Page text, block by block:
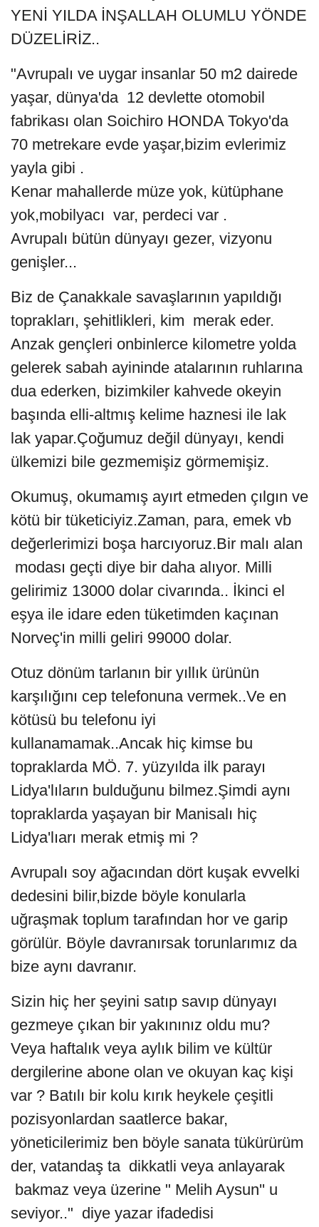
YENİ YILDA İNŞALLAH OLUMLU YÖNDE
DÜZELİRİZ..
"Avrupalı ve uygar insanlar 50 m2 dairede
yaşar, dünya'da 12 devlette otomobil
fabrikası olan Soichiro HONDA Tokyo'da
70 metrekare evde yaşar,bizim evlerimiz
yayla gibi .
Kenar mahallerde müze yok, kütüphane
yok,mobilyacı var, perdeci var .
Avrupalı bütün dünyayı gezer, vizyonu
genişler...
Biz de Çanakkale savaşlarının yapıldığı
toprakları, şehitlikleri, kim merak eder.
Anzak gençleri onbinlerce kilometre yolda
gelerek sabah ayininde atalarının ruhlarına
dua ederken, bizimkiler kahvede okeyin
başında elli-altmış kelime haznesi ile lak
lak yapar.Çoğumuz değil dünyayı, kendi
ülkemizi bile gezmemişiz görmemişiz.
Okumuş, okumamış ayırt etmeden çılgın ve
kötü bir tüketiciyiz.Zaman, para, emek vb
değerlerimizi boşa harcıyoruz.Bir malı alan
modası geçti diye bir daha alıyor. Milli
gelirimiz 13000 dolar civarında.. İkinci el
eşya ile idare eden tüketimden kaçınan
Norveç'in milli geliri 99000 dolar.
Otuz dönüm tarlanın bir yıllık ürünün
karşılığını cep telefonuna vermek..Ve en
kötüsü bu telefonu iyi
kullanamamak..Ancak hiç kimse bu
topraklarda MÖ. 7. yüzyılda ilk parayı
Lidya'lıların bulduğunu bilmez.Şimdi aynı
topraklarda yaşayan bir Manisalı hiç
Lidya'lıarı merak etmiş mi ?
Avrupalı soy ağacından dört kuşak evvelki
dedesini bilir,bizde böyle konularla
uğraşmak toplum tarafından hor ve garip
görülür. Böyle davranırsak torunlarımız da
bize aynı davranır.
Sizin hiç her şeyini satıp savıp dünyayı
gezmeye çıkan bir yakınınız oldu mu?
Veya haftalık veya aylık bilim ve kültür
dergilerine abone olan ve okuyan kaç kişi
var ? Batılı bir kolu kırık heykele çeşitli
pozisyonlardan saatlerce bakar,
yöneticilerimiz ben böyle sanata tükürürüm
der, vatandaş ta dikkatli veya anlayarak
bakmaz veya üzerine " Melih Aysun'' u
seviyor.." diye yazar ifadedisi